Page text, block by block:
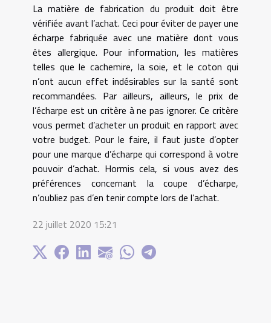
La matière de fabrication du produit doit être
vérifiée avant l’achat. Ceci pour éviter de payer une
écharpe fabriquée avec une matière dont vous
êtes allergique. Pour information, les matières
telles que le cachemire, la soie, et le coton qui
n’ont aucun effet indésirables sur la santé sont
recommandées. Par ailleurs, ailleurs, le prix de
l’écharpe est un critère à ne pas ignorer. Ce critère
vous permet d’acheter un produit en rapport avec
votre budget. Pour le faire, il faut juste d’opter
pour une marque d’écharpe qui correspond à votre
pouvoir d’achat. Hormis cela, si vous avez des
préférences concernant la coupe d’écharpe,
n’oubliez pas d’en tenir compte lors de l’achat.
22 juillet 2020 15:21